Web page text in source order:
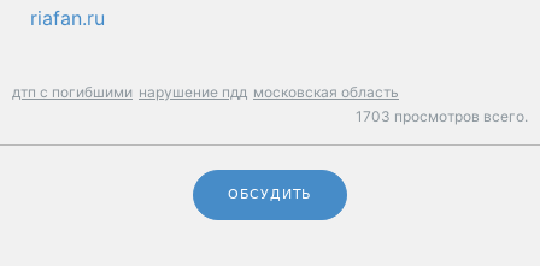
riafan.ru
дтп с погибшими нарушение пдд московская область
1703 просмотров всего.
ОБСУДИТЬ